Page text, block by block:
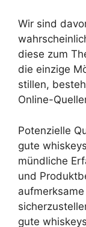
Wir sind
diese zum
die einzige
stillen,
Online-
Potenzielle
gute
mündliche
und
gute